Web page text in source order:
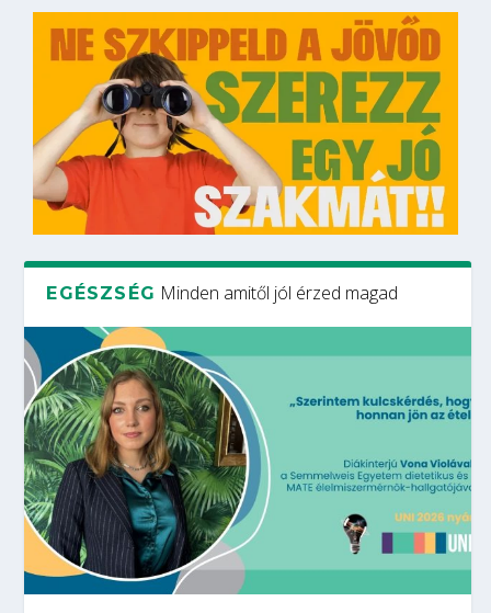
EGÉSZSÉG Minden amitől jól érzed magad